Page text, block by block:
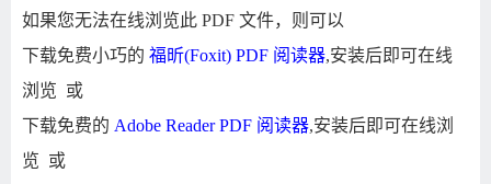
如果您无法在线浏览此 PDF 文件，则可以
下载免费小巧的 福昕(Foxit) PDF 阅读器,安装后即可在线
浏览 或
下载免费的 Adobe Reader PDF 阅读器,安装后即可在线浏
览 或